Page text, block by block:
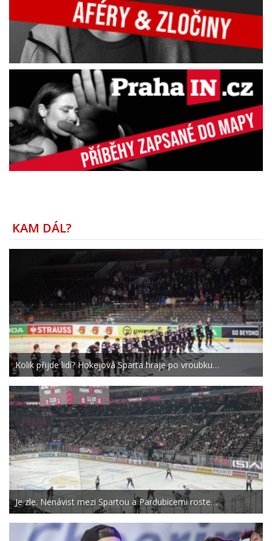
KAM DÁL?
Kolik přijde lidí? Hokejová Sparta hraje po vroubku…
Je zle. Nenávist mezi Spartou a Pardubicemi roste…